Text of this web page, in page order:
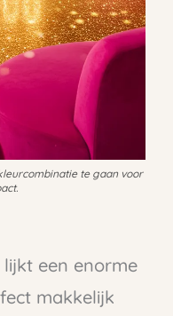
te gaan voor
een enorme
makkelijk